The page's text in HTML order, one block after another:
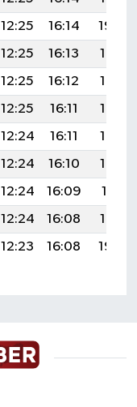
12:25 16:14
19:20
12:25 16:13
19:19
12:25 16:12
19:17
12:25 16:11
19:16
12:24 16:11
19:14
12:24 16:10
19:13
12:24 16:09
19:11
12:24 16:08
19:10
12:23 16:08 19:08